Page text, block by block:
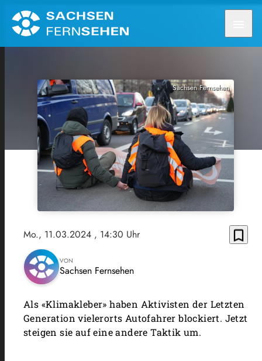
Sachsen Fernsehen
Mo., 11.03.2024 , 14:30 Uhr bookmark_border
VON
Sachsen Fernsehen
Als «Klimakleber» haben Aktivisten der Letzten
Generation vielerorts Autofahrer blockiert. Jetzt
steigen sie auf eine andere Taktik um.